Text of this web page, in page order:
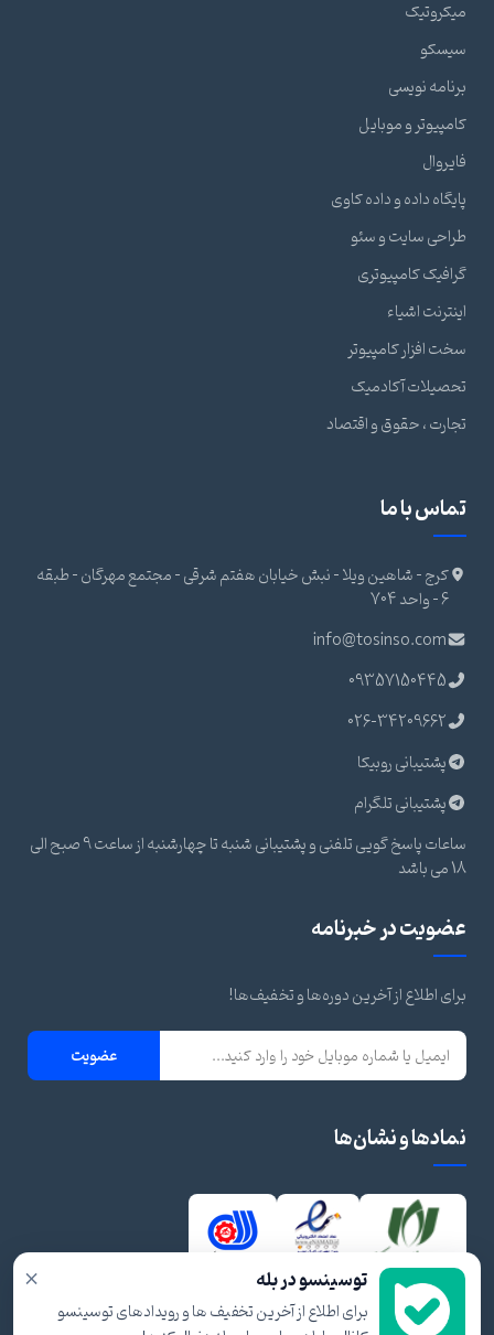
میکروتیک
سیسکو
برنامه نویسی
کامپیوتر و موبایل
فایروال
پایگاه داده و داده کاوی
طراحی سایت و سئو
گرافیک کامپیوتری
اینترنت اشیاء
سخت افزار کامپیوتر
تحصیلات آکادمیک
تجارت ، حقوق و اقتصاد
تماس با ما
کرج - شاهین ویلا - نبش خیابان هفتم شرقی - مجتمع مهرگان - طبقه
6 - واحد 704
info@tosinso.com
09357150445
026-34209662
پشتیبانی روبیکا
پشتیبانی تلگرام
ساعات پاسخ گویی تلفنی و پشتیبانی شنبه تا چهارشنبه از ساعت 9 صبح الی
18 می باشد
عضویت در خبرنامه
برای اطلاع از آخرین دوره‌ها و تخفیف‌ها!
عضویت
نمادها و نشان‌ها
× توسینسو در بله
برای اطلاع از آخرین تخفیف ها و رویدادهای توسینسو